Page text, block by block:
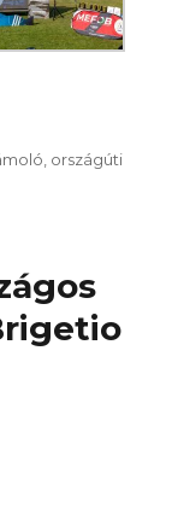
, országúti